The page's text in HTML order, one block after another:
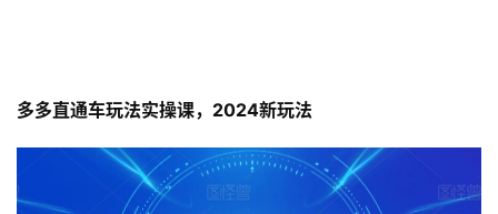
多多直通车玩法实操课，2024新玩法